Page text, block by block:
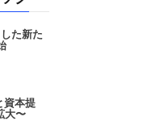
た新た
資本提
大〜